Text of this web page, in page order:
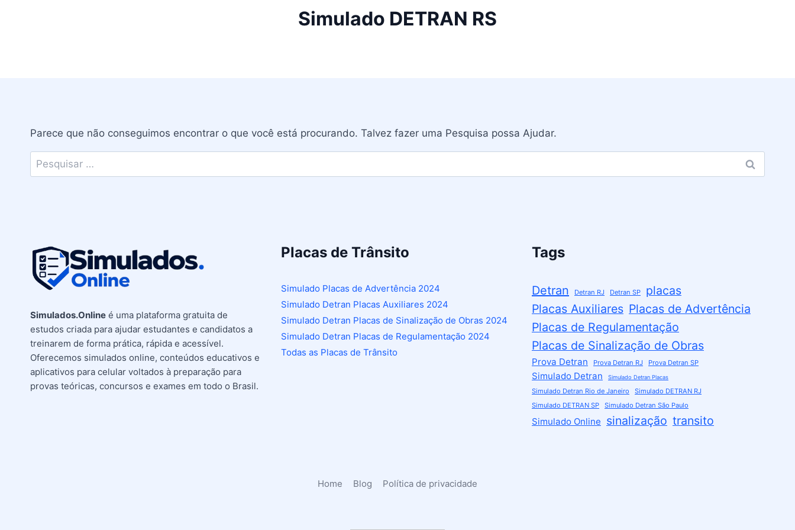
Simulado DETRAN RS
Parece que não conseguimos encontrar o que você está procurando. Talvez fazer uma Pesquisa possa Ajudar.
Pesquisar
por:
Simulados.Online é uma plataforma gratuita de
estudos criada para ajudar estudantes e candidatos a
treinarem de forma prática, rápida e acessível.
Oferecemos simulados online, conteúdos educativos e
aplicativos para celular voltados à preparação para
provas teóricas, concursos e exames em todo o Brasil.
Placas de Trânsito
Simulado Placas de Advertência 2024
Simulado Detran Placas Auxiliares 2024
Simulado Detran Placas de Sinalização de Obras 2024
Simulado Detran Placas de Regulamentação 2024
Todas as Placas de Trânsito
Tags
Detran Detran RJ Detran SP
placas
Placas Auxiliares Placas de Advertência
Placas de Regulamentação
Placas de Sinalização de Obras
Prova Detran Prova Detran RJ Prova Detran SP
Simulado Detran Simulado Detran Placas
Simulado Detran Rio de Janeiro
Simulado DETRAN RJ
Simulado DETRAN SP
Simulado Detran São Paulo
Simulado Online sinalização transito
Home Blog Política de privacidade